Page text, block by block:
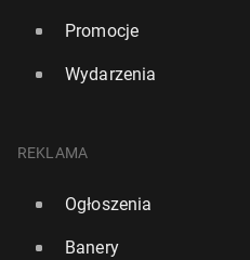
Promocje
Wydarzenia
REKLAMA
Ogłoszenia
Banery